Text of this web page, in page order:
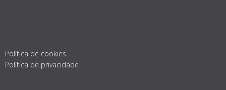
Política de cookies
Política de privacidade